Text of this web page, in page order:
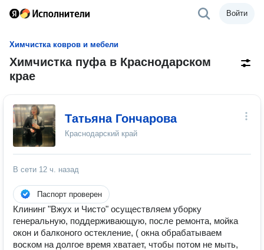
Войти
Химчистка ковров и мебели
Химчистка пуфа в Краснодарском
крае
Татьяна Гончарова
Краснодарский край
В сети 12 ч. назад
Паспорт проверен
Клининг "Вжух и Чисто" осуществляем уборку
генеральную, поддерживающую, после ремонта, мойка
окон и балконого остекление, ( окна обрабатываем
воском на долгое время хватает, чтобы потом не мыть,